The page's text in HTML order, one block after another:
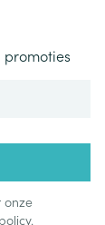
onze
.